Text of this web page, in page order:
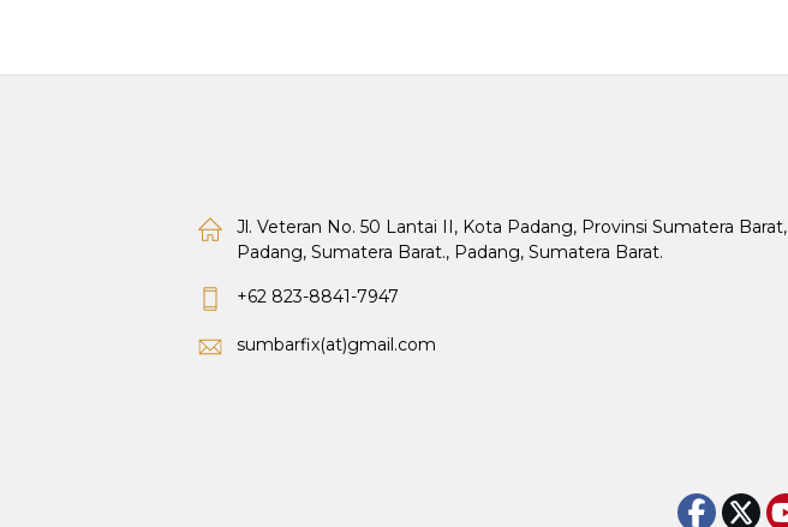
Jl. Veteran No. 50 Lantai II, Kota Padang, Provinsi Sumatera Barat,
Padang, Sumatera Barat., Padang, Sumatera Barat.
+62 823-8841-7947
sumbarfix(at)gmail.com